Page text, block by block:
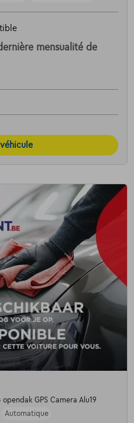
mensualité de
GPS Camera Alu19
Automatique